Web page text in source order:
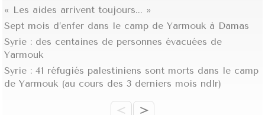
« Les aides arrivent toujours... »
Sept mois d’enfer dans le camp de Yarmouk à Damas
Syrie : des centaines de personnes évacuées de
Yarmouk
Syrie : 41 réfugiés palestiniens sont morts dans le camp
de Yarmouk (au cours des 3 derniers mois ndlr)
< >